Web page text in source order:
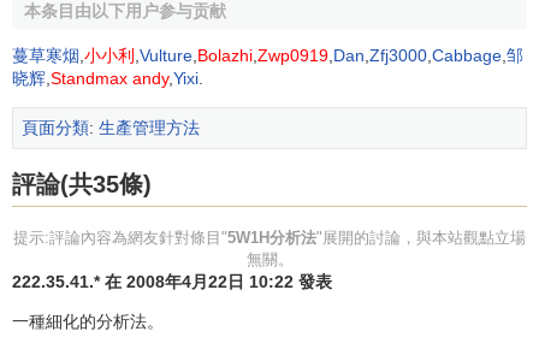
相關條目
5W2H分析法
本条目由以下用户参与贡献
蔓草寒烟 小小利 Vulture Bolazhi Zwp0919 Dan Zfj3000 Cabbage 邹
晓辉 Standmax andy,Yixi
頁面分類: 生產管理方法
評論(共35條)
提示:評論內容為網友針對條目"5W1H分析法"展開的討論，與本站觀點立場
無關。
222.35.41.* 在 2008年4月22日 10:22 發表
一種細化的分析法。